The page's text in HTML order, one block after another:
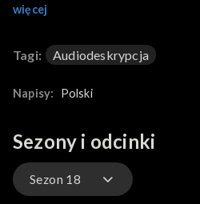
samobójstwo. Leon nie ma jednak
znalazł cztery kreski namalowane
przekreślona. Czy mają coś
więcej
Tagi: Audiodeskrypcja
Napisy: Polski
Sezony i odcinki
Sezon 18